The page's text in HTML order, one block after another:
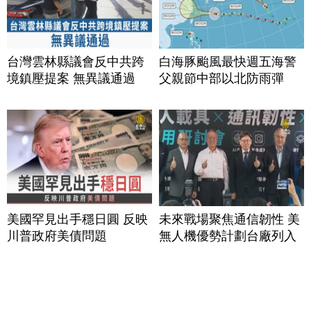
台灣雲林縣議會反中共跨
境鎮壓提案 無異議通過
白海豚颱風最快週五海警
父親節中部以北防雨彈
美國罕見出手穩日圓 反映
川普政府美債問題
未來戰場聚焦通信韌性 美
無人機優勢計劃台廠列入